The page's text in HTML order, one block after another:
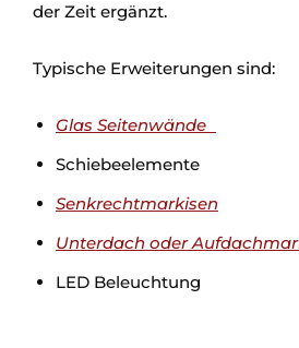
der Zeit ergänzt.
Typische Erweiterungen sind:
Glas Seitenwände
Schiebeelemente
Senkrechtmarkisen
Unterdach oder
LED Beleuchtung